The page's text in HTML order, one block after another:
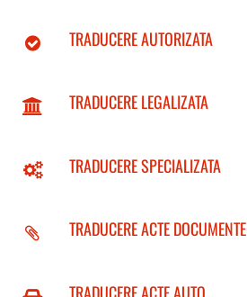
TRADUCERE AUTORIZATA
TRADUCERE LEGALIZATA
TRADUCERE SPECIALIZATA
TRADUCERE ACTE DOCUMENTE
TRADUCERE ACTE AUTO